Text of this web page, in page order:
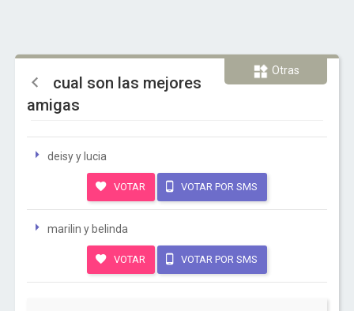
Otras
cual son las mejores
amigas
deisy y lucia
VOTAR VOTAR POR SMS
marilin y belinda
VOTAR VOTAR POR SMS